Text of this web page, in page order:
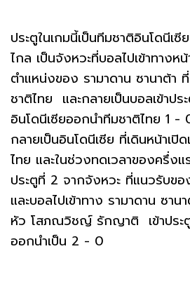
ประตูในเกมนี้เป็นทีมชาติอินโดนีเ
ไกล เป็นจังหวะที่บอลไปเข้าทางห
ตำแหน่งของ รามาดาน ซานาต้า
ชาติไทย และกลายเป็นบอลเข้าปร
อินโดนีเซียออกนำทีมชาติไทย 1
กลายเป็นอินโดนีเซีย ที่เดินหน้าเปิ
ไทย และในช่วงทดเวลาของครึ่ง
ประตูที่ 2 จากจังหวะ ที่แนวรับข
และบอลไปเข้าทาง รามาดาน ซา
หัว โสภณวิชญ์ รักญาติ เข้าประตู
ออกนำเป็น 2 - 0